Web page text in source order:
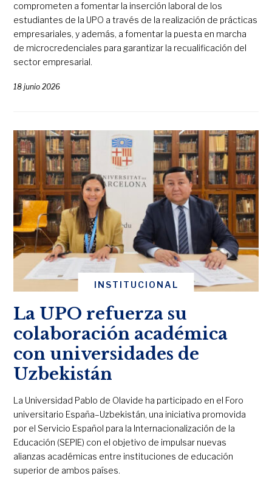
comprometen a fomentar la inserción laboral de los
estudiantes de la UPO a través de la realización de prácticas
empresariales, y además, a fomentar la puesta en marcha
de microcredenciales para garantizar la recualificación del
sector empresarial.
18 junio 2026
INSTITUCIONAL
La UPO refuerza su
colaboración académica
con universidades de
Uzbekistán
La Universidad Pablo de Olavide ha participado en el Foro
universitario España–Uzbekistán, una iniciativa promovida
por el Servicio Español para la Internacionalización de la
Educación (SEPIE) con el objetivo de impulsar nuevas
alianzas académicas entre instituciones de educación
superior de ambos países.